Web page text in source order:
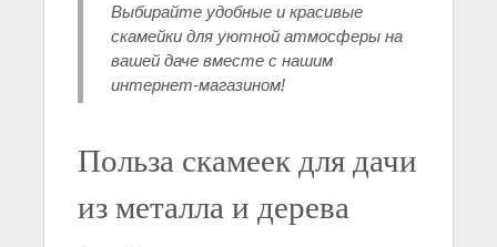
Выбирайте удобные и красивые
скамейки для уютной атмосферы на
вашей даче вместе с нашим
интернет-магазином!
Польза скамеек для дачи
из металла и дерева